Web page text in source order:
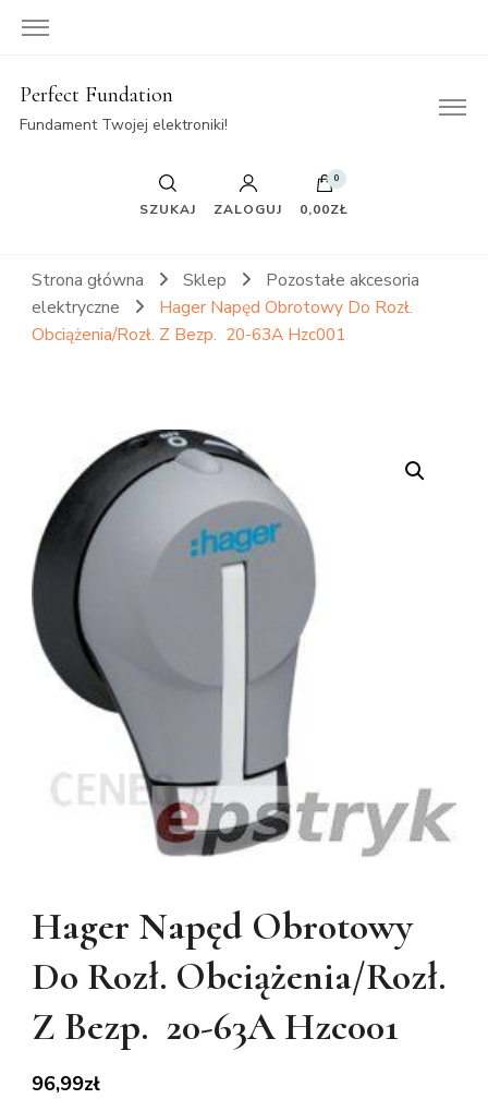
Perfect Fundation
Fundament Twojej elektroniki!
SZUKAJ ZALOGUJ
0
0,00ZŁ
Strona główna Sklep
Pozostałe akcesoria
elektryczne
Hager Napęd Obrotowy Do Rozł.
Obciążenia/Rozł. Z Bezp. 20-63A Hzc001
Hager Napęd Obrotowy
Do Rozł. Obciążenia/Rozł.
Z Bezp. 20-63A Hzc001
96,99zł